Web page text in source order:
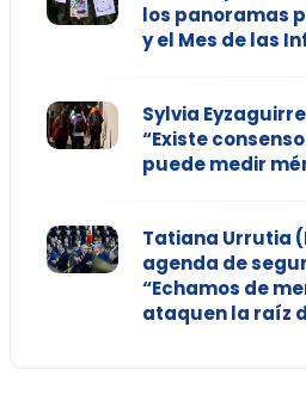
los panoramas
y el Mes de las
Sylvia
“Existe
puede medir
Tatiana Urrutia
agenda de
“Echamos de
ataquen la raíz